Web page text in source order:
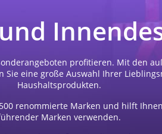
profitieren. Mit den
Sie eine große Auswahl Ihrer
Haushaltsprodukten.
renommierte Marken und hilft
Marken verwenden.